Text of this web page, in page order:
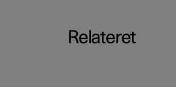
Relateret